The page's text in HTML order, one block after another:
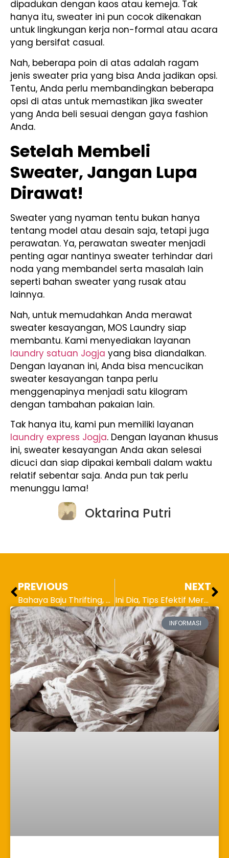
dipadukan dengan kaos atau kemeja. Tak
hanya itu, sweater ini pun cocok dikenakan
untuk lingkungan kerja non-formal atau acara
yang bersifat casual.
Nah, beberapa poin di atas adalah ragam
jenis sweater pria yang bisa Anda jadikan opsi.
Tentu, Anda perlu membandingkan beberapa
opsi di atas untuk memastikan jika sweater
yang Anda beli sesuai dengan gaya fashion
Anda.
Setelah Membeli
Sweater, Jangan Lupa
Dirawat!
Sweater yang nyaman tentu bukan hanya
tentang model atau desain saja, tetapi juga
perawatan. Ya, perawatan sweater menjadi
penting agar nantinya sweater terhindar dari
noda yang membandel serta masalah lain
seperti bahan sweater yang rusak atau
lainnya.
Nah, untuk memudahkan Anda merawat
sweater kesayangan, MOS Laundry siap
membantu. Kami menyediakan layanan
laundry satuan Jogja yang bisa diandalkan.
Dengan layanan ini, Anda bisa mencucikan
sweater kesayangan tanpa perlu
menggenapinya menjadi satu kilogram
dengan tambahan pakaian lain.
Tak hanya itu, kami pun memiliki layanan
laundry express Jogja. Dengan layanan khusus
ini, sweater kesayangan Anda akan selesai
dicuci dan siap dipakai kembali dalam waktu
relatif sebentar saja. Anda pun tak perlu
menunggu lama!
Oktarina Putri
PREVIOUS
Bahaya Baju Thrifting, Awas Tidak Hanya Sekedar Gatal-gatal!
NEXT
Ini Dia, Tips Efektif Merawat Baju Bahan Rayon agar Lebih Awet
INFORMASI